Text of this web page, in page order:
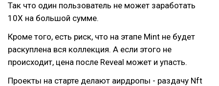
Так что один пользователь не может заработать
10X на большой сумме.
Кроме того, есть риск, что на этапе Mint не будет
раскуплена вся коллекция. А если этого не
происходит, цена после Reveal может и упасть.
Проекты на старте делают аирдропы - раздачу Nft